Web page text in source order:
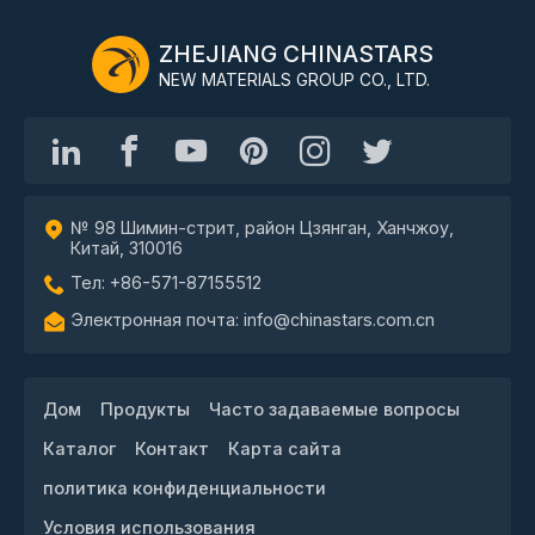
ZHEJIANG CHINASTARS
NEW MATERIALS GROUP CO., LTD.
№ 98 Шимин-стрит, район Цзянган, Ханчжоу,
Китай, 310016
Тел: +86-571-87155512
Электронная почта: info@chinastars.com.cn
Дом Продукты
Часто задаваемые вопросы
Каталог
Контакт
Карта сайта
политика конфиденциальности
Условия использования